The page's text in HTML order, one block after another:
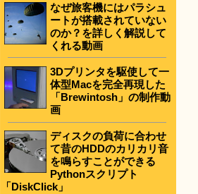
なぜ旅客機にはパラシュ
ートが搭載されていない
のか？を詳しく解説して
くれる動画
3Dプリンタを駆使して一
体型Macを完全再現した
「Brewintosh」の制作動
画
ディスクの負荷に合わせ
て昔のHDDのカリカリ音
を鳴らすことができる
Pythonスクリプト
「DiskClick」